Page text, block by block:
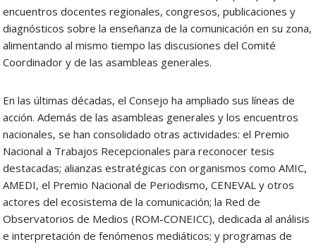
encuentros docentes regionales, congresos, publicaciones y
diagnósticos sobre la enseñanza de la comunicación en su zona,
alimentando al mismo tiempo las discusiones del Comité
Coordinador y de las asambleas generales.
En las últimas décadas, el Consejo ha ampliado sus líneas de
acción. Además de las asambleas generales y los encuentros
nacionales, se han consolidado otras actividades: el Premio
Nacional a Trabajos Recepcionales para reconocer tesis
destacadas; alianzas estratégicas con organismos como AMIC,
AMEDI, el Premio Nacional de Periodismo, CENEVAL y otros
actores del ecosistema de la comunicación; la Red de
Observatorios de Medios (ROM-CONEICC), dedicada al análisis
e interpretación de fenómenos mediáticos; y programas de